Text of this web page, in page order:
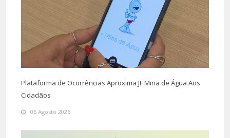
Plataforma de Ocorrências Aproxima JF Mina de Água Aos
Cidadãos
06 Agosto 2026